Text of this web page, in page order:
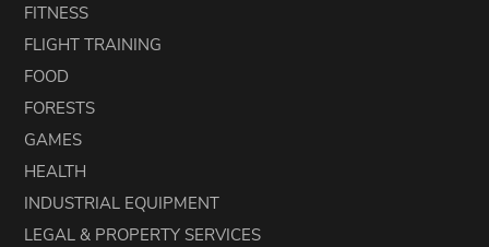
FITNESS
FLIGHT TRAINING
FOOD
FORESTS
GAMES
HEALTH
INDUSTRIAL EQUIPMENT
LEGAL & PROPERTY SERVICES